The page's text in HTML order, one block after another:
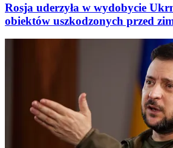
Rosja uderzyła w wydobycie
obiektów uszkodzonych przed